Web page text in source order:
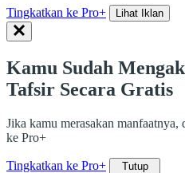
Tingkatkan ke Pro+ Lihat Iklan
Kamu Sudah
Tafsir Secara Gratis
Jika kamu merasakan
ke Pro+
Tingkatkan ke Pro+ Tutup